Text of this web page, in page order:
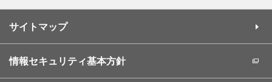
サイトマップ
情報セキュリティ基本方針